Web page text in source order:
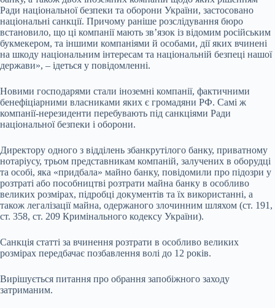
Ради національної безпеки та оборони України, застосовано
національні санкції. Причому раніше розслідування бюро
встановило, що ці компанії мають зв’язок із відомим російським
букмекером, та іншими компаніями й особами, дії яких вчинені
на шкоду національним інтересам та національній безпеці нашої
держави», – ідеться у повідомленні.
Новими господарями стали іноземні компанії, фактичними
бенефіціарними власниками яких є громадяни РФ. Самі ж
компанії-нерезиденти перебувають під санкціями Ради
національної безпеки і оборони.
Директору одного з відділень збанкрутілого банку, приватному
нотаріусу, трьом представникам компаній, залучених в оборудці
та особі, яка «придбала» майно банку, повідомили про підозри у
розтраті або пособництві розтрати майна банку в особливо
великих розмірах, підробці документів та їх використанні, а
також легалізації майна, одержаного злочинним шляхом (ст. 191,
ст. 358, ст. 209 Кримінального кодексу України).
Санкція статті за вчинення розтрати в особливо великих
розмірах передбачає позбавлення волі до 12 років.
Вирішується питання про обрання запобіжного заходу
затриманим.